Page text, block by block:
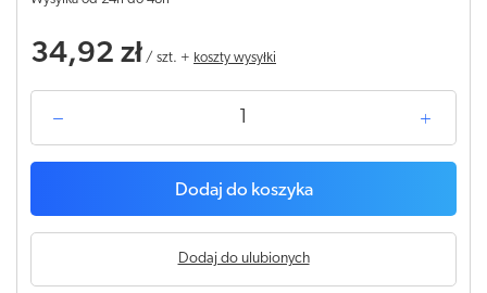
34,92 zł / szt. + koszty wysyłki
Dodaj do koszyka
Dodaj do ulubionych